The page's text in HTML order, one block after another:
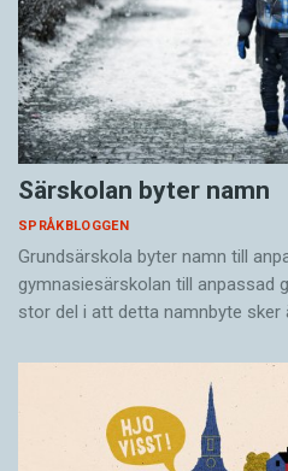
Särskolan byter namn
SPRÅKBLOGGEN
Grundsärskola byter namn till
gymnasiesärskolan till anpassad
stor del i att detta namnbyte